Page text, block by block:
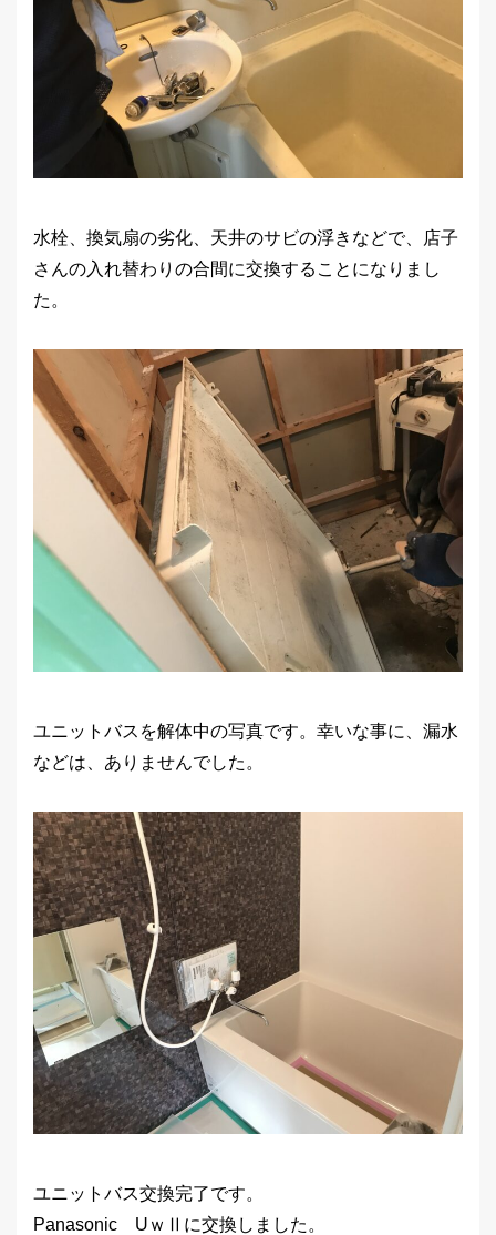
水栓、換気扇の劣化、天井のサビの浮きなどで、店子
さんの入れ替わりの合間に交換することになりまし
た。
ユニットバスを解体中の写真です。幸いな事に、漏水
などは、ありませんでした。
ユニットバス交換完了です。
Panasonic UｗⅡに交換しました。